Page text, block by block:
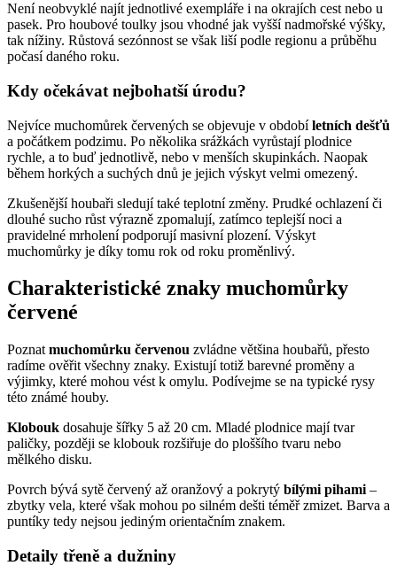
Není neobvyklé najít jednotlivé exempláře i na okrajích cest nebo u
pasek. Pro houbové toulky jsou vhodné jak vyšší nadmořské výšky,
tak nížiny. Růstová sezónnost se však liší podle regionu a průběhu
počasí daného roku.
Kdy očekávat nejbohatší úrodu?
Nejvíce muchomůrek červených se objevuje v obdobíletních dešťů
a počátkem podzimu. Po několika srážkách vyrůstají plodnice
rychle, a to buď jednotlivě, nebo v menších skupinkách. Naopak
během horkých a suchých dnů je jejich výskyt velmi omezený.
Zkušenější houbaři sledují také teplotní změny. Prudké ochlazení či
dlouhé sucho růst výrazně zpomalují, zatímco teplejší noci a
pravidelné mrholení podporují masivní plození. Výskyt
muchomůrky je díky tomu rok od roku proměnlivý.
Charakteristické znaky muchomůrky
červené
Poznat muchomůrku červenou zvládne většina houbařů, přesto
radíme ověřit všechny znaky. Existují totiž barevné proměny a
výjimky, které mohou vést k omylu. Podívejme se na typické rysy
této známé houby.
Klobouk dosahuje šířky 5 až 20 cm. Mladé plodnice mají tvar
paličky, později se klobouk rozšiřuje do ploššího tvaru nebo
mělkého disku.
Povrch bývá sytě červený až oranžový a pokrytý bílými pihami –
zbytky vela, které však mohou po silném dešti téměř zmizet. Barva a
puntíky tedy nejsou jediným orientačním znakem.
Detaily třeně a dužniny